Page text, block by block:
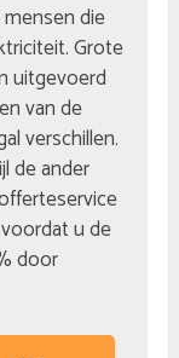
die
Grote
uitgevoerd
van de
verschillen.
de ander
u de
door